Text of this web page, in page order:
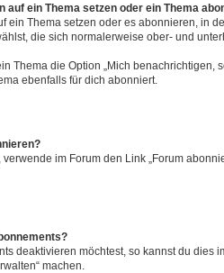
auf ein Thema setzen oder ein Thema
ein Thema setzen oder es abonnieren, in
die sich normalerweise ober- und
Thema die Option „Mich benachrichtigen,
ebenfalls für dich abonniert.
im Forum den Link „Forum
deaktivieren möchtest, so kannst du dies
machen.